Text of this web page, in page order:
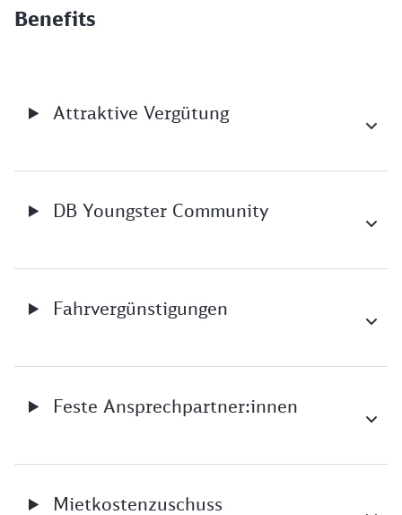
Benefits
Attraktive Vergütung
DB Youngster Community
Fahrvergünstigungen
Feste Ansprechpartner:innen
Mietkostenzuschuss